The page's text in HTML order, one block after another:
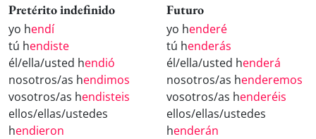
Pretérito indefinido
yo hendí
tú hendiste
él/ella/usted hendió
nosotros/as hendimos
vosotros/as hendisteis
ellos/ellas/ustedes
hendieron
Futuro
yo henderé
tú henderás
él/ella/usted henderá
nosotros/as henderemos
vosotros/as henderéis
ellos/ellas/ustedes
henderán